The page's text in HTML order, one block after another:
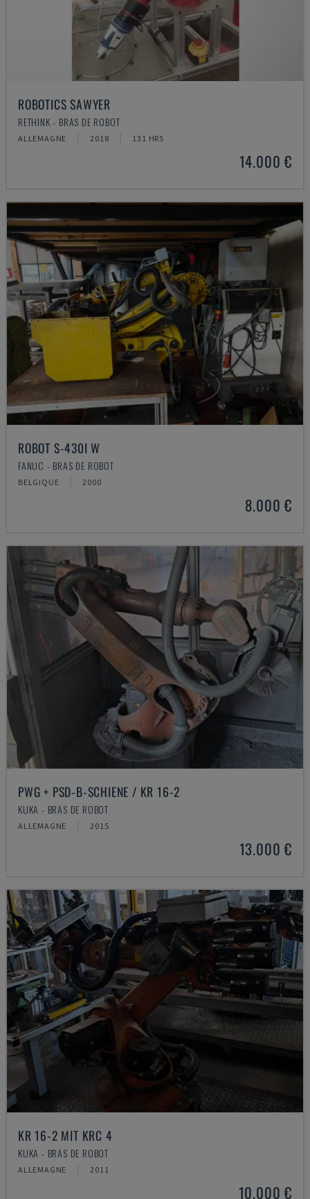
ROBOTICS SAWYER
RETHINK - BRAS DE ROBOT
ALLEMAGNE 2018 131 HRS
14.000 €
ROBOT S-430I W
FANUC - BRAS DE ROBOT
BELGIQUE 2000
8.000 €
PWG + PSD-B-SCHIENE / KR 16-2
KUKA - BRAS DE ROBOT
ALLEMAGNE 2015
13.000 €
KR 16-2 MIT KRC 4
KUKA - BRAS DE ROBOT
ALLEMAGNE 2011
10.000 €